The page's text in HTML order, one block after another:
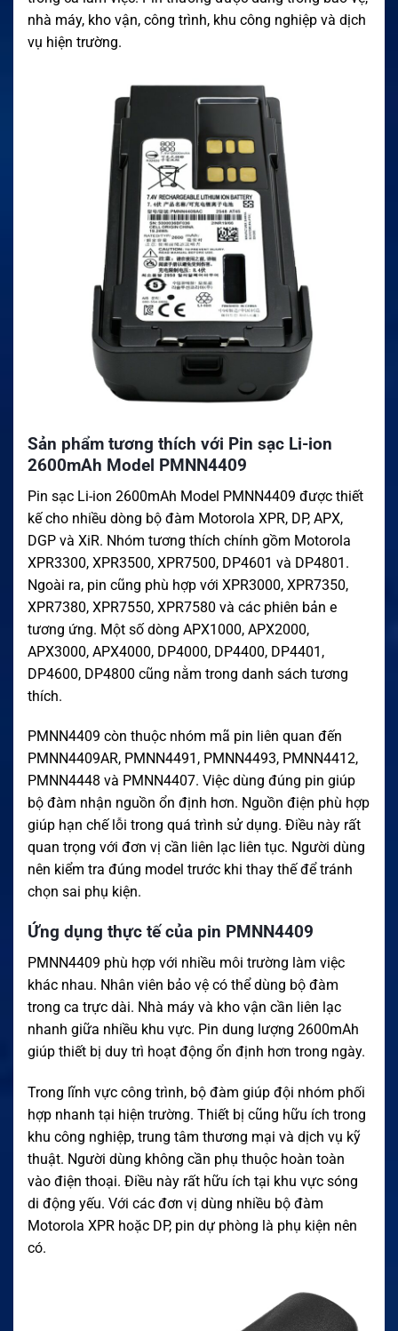
nhà máy, kho vận, công trình, khu công nghiệp và dịch
vụ hiện trường.
Sản phẩm tương thích với Pin sạc Li-ion
2600mAh Model PMNN4409
Pin sạc Li-ion 2600mAh Model PMNN4409 được thiết
kế cho nhiều dòng bộ đàm Motorola XPR, DP, APX,
DGP và XiR. Nhóm tương thích chính gồm Motorola
XPR3300, XPR3500, XPR7500, DP4601 và DP4801.
Ngoài ra, pin cũng phù hợp với XPR3000, XPR7350,
XPR7380, XPR7550, XPR7580 và các phiên bản e
tương ứng. Một số dòng APX1000, APX2000,
APX3000, APX4000, DP4000, DP4400, DP4401,
DP4600, DP4800 cũng nằm trong danh sách tương
thích.
PMNN4409 còn thuộc nhóm mã pin liên quan đến
PMNN4409AR, PMNN4491, PMNN4493, PMNN4412,
PMNN4448 và PMNN4407. Việc dùng đúng pin giúp
bộ đàm nhận nguồn ổn định hơn. Nguồn điện phù hợp
giúp hạn chế lỗi trong quá trình sử dụng. Điều này rất
quan trọng với đơn vị cần liên lạc liên tục. Người dùng
nên kiểm tra đúng model trước khi thay thế để tránh
chọn sai phụ kiện.
Ứng dụng thực tế của pin PMNN4409
PMNN4409 phù hợp với nhiều môi trường làm việc
khác nhau. Nhân viên bảo vệ có thể dùng bộ đàm
trong ca trực dài. Nhà máy và kho vận cần liên lạc
nhanh giữa nhiều khu vực. Pin dung lượng 2600mAh
giúp thiết bị duy trì hoạt động ổn định hơn trong ngày.
Trong lĩnh vực công trình, bộ đàm giúp đội nhóm phối
hợp nhanh tại hiện trường. Thiết bị cũng hữu ích trong
khu công nghiệp, trung tâm thương mại và dịch vụ kỹ
thuật. Người dùng không cần phụ thuộc hoàn toàn
vào điện thoại. Điều này rất hữu ích tại khu vực sóng
di động yếu. Với các đơn vị dùng nhiều bộ đàm
Motorola XPR hoặc DP, pin dự phòng là phụ kiện nên
có.